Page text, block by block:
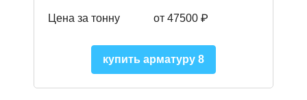
Цена за тонну от 47500 ₽
купить арматуру 8